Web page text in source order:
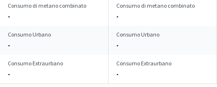
Consumo di metano combinato
-
Consumo di metano combinato
-
Consumo Urbano
-
Consumo Urbano
-
Consumo Extraurbano
-
Consumo Extraurbano
-